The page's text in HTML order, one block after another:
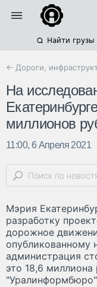
Найти грузы
← Дороги,
На
миллионов
11:00, 6 Апреля 2021
Мэрия
разработку
дорожное
опубликованному
администрация
это 18,6 миллиона